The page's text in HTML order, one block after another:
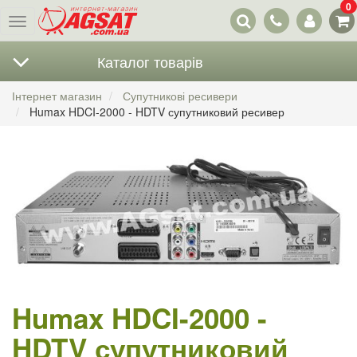
Меню
Наші
контакти
0
Каталог товарів
Інтернет магазин
Супутникові ресивери
Humax HDCI-2000 - HDTV супутниковий ресивер
Humax HDCI-2000 -
HDTV супутниковий